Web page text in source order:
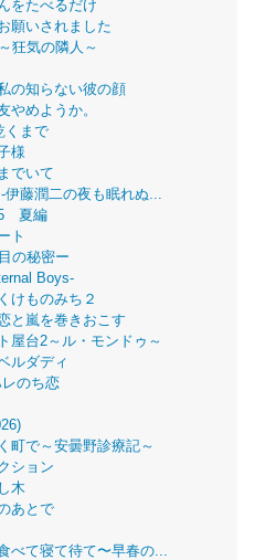
をたべるだけ
願いされました
狂気の隣人～
の知らない彼の顔
やめようか。
くまで
様
でいて
伊藤潤二の夜も眠れぬ...
夏編
ト
の秘密ー
Boys-
けものみち２
と嵐を巻きおこす
屋台2～ル・モンドゥ～
ルダディ
のち恋
町で～安曇野診療記～
ション
木
あとで
べて寝て待て〜早春の...